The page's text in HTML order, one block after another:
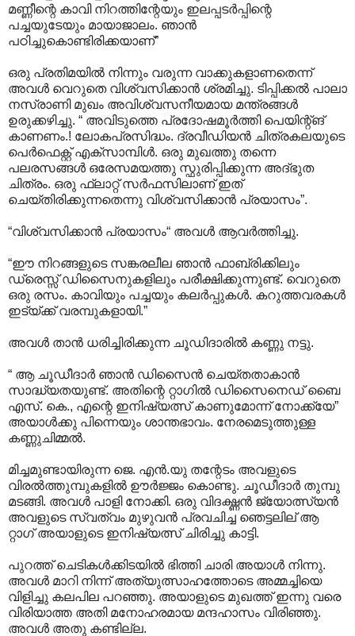
മണ്ണീന്റെ കാവി നിറത്തിന്റേയും ഇലപ്പടര്‍പ്പിന്റെ
പച്ചയുടേയും മായാജാലം. ഞാന്‍
പഠിച്ചുകൊണ്ടിരിക്കയാണ്”
ഒരു പ്രതിമയില്‍ നിന്നും വരുന്ന വാക്കുകളാണതെന്ന്
അവള്‍ വെറുതെ വിശ്വസിക്കാന്‍ ശ്രമിച്ചു. ടിപ്പിക്കല്‍ പ‍ാലാ
നസ്രാണി മുഖം അവിശ്വസനീയമായ മന്ത്രങ്ങള്‍
ഉരുക്കഴിച്ചു. “ അവിടുത്തെ പ്രദോഷമൂര്‍ത്തി പെയിന്റ്ങ്
കാണണം.! ലോകപ്രസിദ്ധം. ദ്രവീഡിയന്‍ ചിത്രകലയുടെ
പെര്‍ഫെക്റ്റ് എക്സാമ്പിള്‍. ഒരു മുഖത്തു തന്നെ
പലരസങ്ങള്‍ ഒരേസമയത്തു സ്ഫുരിപ്പിക്കുന്ന അദ്ഭുത
ചിത്രം. ഒരു ഫ്ലാറ്റ് സര്‍ഫസിലാണ് ഇത്
ചെയ്തിരിക്കുന്നതെന്നു വിശ്വസിക്കാന്‍ പ്രയാസം”.
“വിശ്വസിക്കാന്‍ പ്രയാസം“ അവള്‍ ആവര്‍ത്തിച്ചു.
“ഈ നിറങ്ങളുടെ സങ്കരലീല ഞാന്‍ ഫാബ്രിക്കിലും
ഡ്രെസ്സ് ഡിസൈനുകളിലും പരീക്ഷിക്കുന്നുണ്ട്. വെറുതെ
ഒരു രസം. കാവിയും പച്ചയും കലര്‍പ്പുകള്‍. കറുത്തവരകള്‍
ഇട്യ്ക്ക് വരമ്പുകളായി.‍”
അവള്‍ താന്‍ ധരിച്ചിരിക്കുന്ന ചൂഡിദാരില്‍ കണ്ണു നട്ടു.
“ ആ ചൂഡീദാര്‍ ഞാന്‍ ഡിസൈന്‍ ചെയ്തതാകാന്‍
സാദ്ധ്യതയുണ്ട്. അതിന്റെ റ്റാഗില്‍ ഡിസൈനെഡ് ബൈ
എസ്. കെ., എന്റെ ഇനിഷ്യത്സ് കാണുമോന്ന് നോക്ക്യേ”
അയാള്‍ക്കു പിന്നെയും ശാന്തഭാവം. നേരമെടുത്തുള്ള
കണ്ണുചിമ്മല്‍.
മിച്ചമുണ്ടായിരുന്ന ജെ. എന്‍.യു തന്റേടം അവളുടെ
വിരല്‍ത്തുമ്പുകളില്‍ ഊര്‍ജ്ജം കൊണ്ടു. ചൂഡീദാര്‍ തുമ്പു
മടങ്ങി. അവള്‍‍ പാളി നോക്കി. ഒരു വിദഗ്ദ്ധന്‍ ജ്യോത്സ്യന്‍
അവളുടെ സ്വത്വം മുഴുവന്‍ പ്രവചിച്ച ഞെട്ടലില് ആ
റ്റാഗ് അയാളുടെ ഇനിഷ്യത്സ് ചിരിച്ചു കാട്ടി.‍
പുറത്ത് ചെടികള്‍ക്കിടയില്‍ ഭിത്തി ചാരി അയാള്‍ നിന്നു.
അവള്‍ മാറി നിന്ന് അത്യുത്സാഹത്തോടെ അമ്മച്ചിയെ
വിളിച്ചു കലപില പറഞ്ഞു. അയാളുടെ മുഖത്ത് ഇന്നു വരെ
വിരിയാത്ത അതി മനോഹരമായ മന്ദഹാസം വിരിഞ്ഞു.
അവള്‍ അതു കണ്ടില്ല.